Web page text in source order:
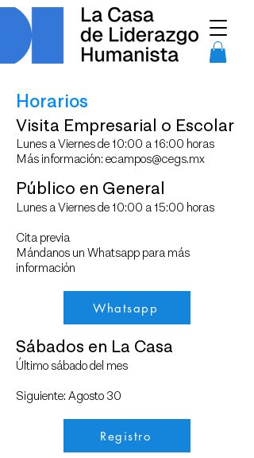
Horarios
Visita Empresarial o Escolar​
Lunes a Viernes de 10:00 a 16:00 horas
Más información: ecampos@cegs.mx
Público en General
​Lunes a Viernes de 10:00 a 15:00 horas
Cita previa
Mándanos un Whatsapp para más
información
Whatsapp
Sábados en La Casa
Último sábado del mes
​Siguiente: Agosto 30
Registro